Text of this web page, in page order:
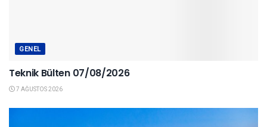
GENEL
Teknik Bülten 07/08/2026
7 AĞUSTOS 2026